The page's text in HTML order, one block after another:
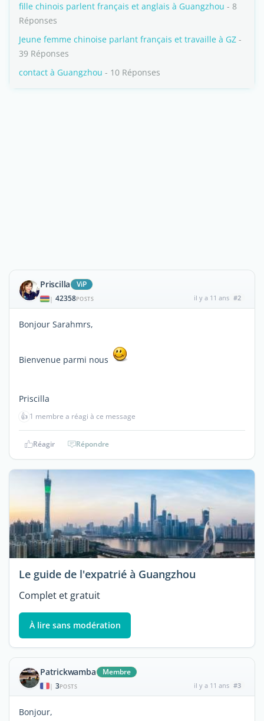
fille chinois parlent français et anglais à Guangzhou - 8
Réponses
Jeune femme chinoise parlant français et travaille à GZ -
39 Réponses
contact à Guangzhou - 10 Réponses
Priscilla ViP
| 42358POSTS il y a 11 ans #2
Bonjour Sarahmrs,
Bienvenue parmi nous
Priscilla
👍 1 membre a réagi à ce message
Réagir Répondre
Le guide de l'expatrié à Guangzhou
Complet et gratuit
À lire sans modération
Patrickwamba Membre
| 3POSTS il y a 11 ans #3
Bonjour,